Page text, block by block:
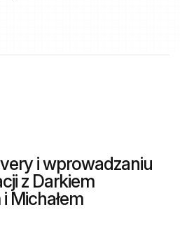
i wprowadzaniu
z Darkiem
Michałem